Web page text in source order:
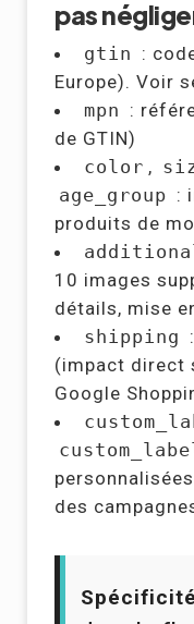
pas
gtin :
Europe). Voir
mpn :
de GTIN)
color ,
age_group :
produits de
10 images
détails, mise
shipping
(impact direct
Google
des